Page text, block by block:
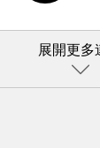
展開更多